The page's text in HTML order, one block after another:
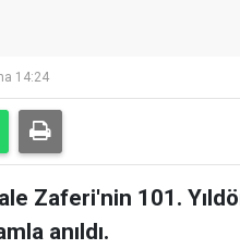
14:24
Zaferi'nin 101.
anıldı.